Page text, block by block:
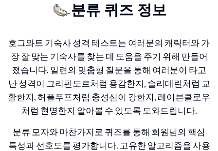
분류 퀴즈 정보
호그와트 기숙사 성격 테스트는 여러분의 캐릭터와 가
장 잘 맞는 기숙사를 찾는 데 도움을 주기 위해 만들어
졌습니다. 일련의 맞춤형 질문을 통해 여러분이 타고
난 성격이 그리핀도르처럼 용감한지, 슬리데린처럼 교
활한지, 허플푸프처럼 충성심이 강한지, 레이븐클로우
처럼 현명한지 알아볼 수 있도록 도와드립니다.
분류 모자와 마찬가지로 퀴즈를 통해 회원님의 핵심
특성과 선호도를 평가합니다. 고유한 알고리즘을 사용